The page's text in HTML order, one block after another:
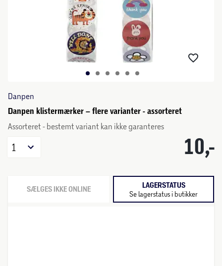
Danpen
Danpen klistermærker – flere varianter - assorteret
Assorteret - bestemt variant kan ikke garanteres
10,-
1
SÆLGES IKKE ONLINE LAGERSTATUS
Se lagerstatus i butikker